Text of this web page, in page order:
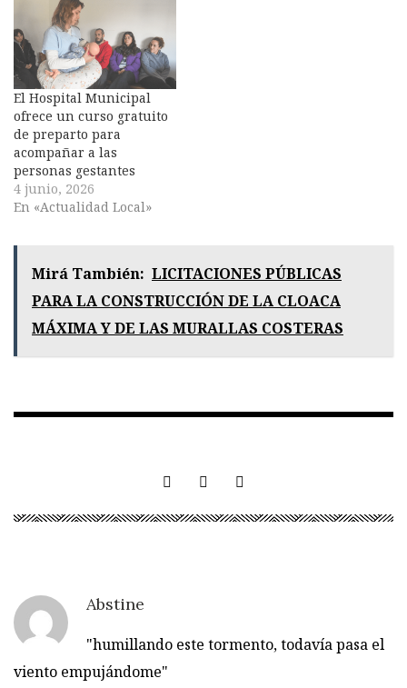
El Hospital Municipal
ofrece un curso gratuito
de preparto para
acompañar a las
personas gestantes
4 junio, 2026
En «Actualidad Local»
Mirá También: LICITACIONES PÚBLICAS
PARA LA CONSTRUCCIÓN DE LA CLOACA
MÁXIMA Y DE LAS MURALLAS COSTERAS
Abstine
"humillando este tormento, todavía pasa el
viento empujándome"